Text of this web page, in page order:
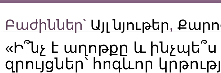
Բաժիններ՝ Այլ նյութեր,
«Ի՞նչ է աղոթքը և
զրույցներ՝ հոգևոր